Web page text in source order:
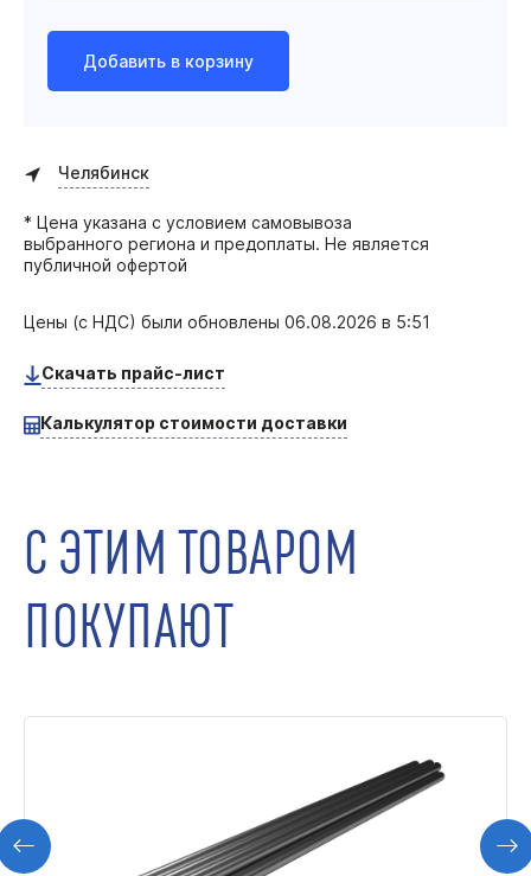
Добавить в корзину
Челябинск
* Цена указана с условием самовывоза
выбранного региона и предоплаты. Не является
публичной офертой
Цены (с НДС) были обновлены 06.08.2026 в 5:51
Скачать прайс-лист
Калькулятор стоимости доставки
С ЭТИМ ТОВАРОМ
ПОКУПАЮТ